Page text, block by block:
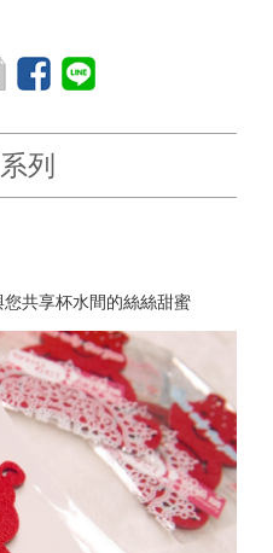
列
共享杯水間的絲絲甜蜜